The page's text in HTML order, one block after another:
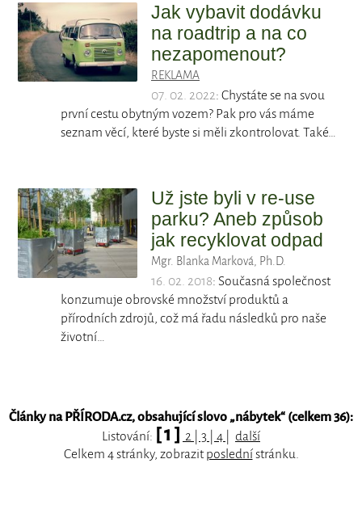
Jak vybavit dodávku
na roadtrip a na co
nezapomenout?
REKLAMA
07. 02. 2022: Chystáte se na svou
první cestu obytným vozem? Pak pro vás máme
seznam věcí, které byste si měli zkontrolovat. Také…
Už jste byli v re-use
parku? Aneb způsob
jak recyklovat odpad
Mgr. Blanka Marková, Ph.D.
16. 02. 2018: Současná společnost
konzumuje obrovské množství produktů a
přírodních zdrojů, což má řadu následků pro naše
životní…
Články na PŘÍRODA.cz, obsahující slovo „nábytek“ (celkem 36):
Listování: [ 1 ] 2 3 4
další
Celkem 4 stránky, zobrazitposlednístránku.